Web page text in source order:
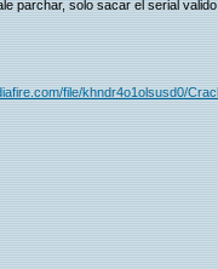
parchar, solo sacar el serial
file/khndr4o1olsusd0/